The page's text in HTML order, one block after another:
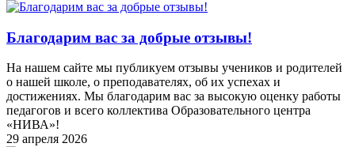
Благодарим вас за добрые отзывы!
На нашем сайте мы публикуем отзывы учеников и родителей
о нашей школе, о преподавателях, об их успехах и
достижениях. Мы благодарим вас за высокую оценку работы
педагогов и всего коллектива Образовательного центра
«НИВА»!
29 апреля 2026